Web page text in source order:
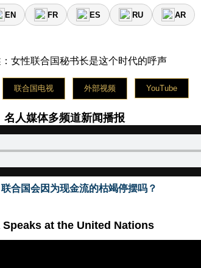
вещает новости в пятницу на
celebridades transmite noticias el
EN FR ES RU AR
女性联合国秘书长是这个时代的呼声
联合国电视 外部视频 YouTube
名人媒体多频道新闻播报
合国会因为现金流的枯竭停摆吗？
at the United Nations